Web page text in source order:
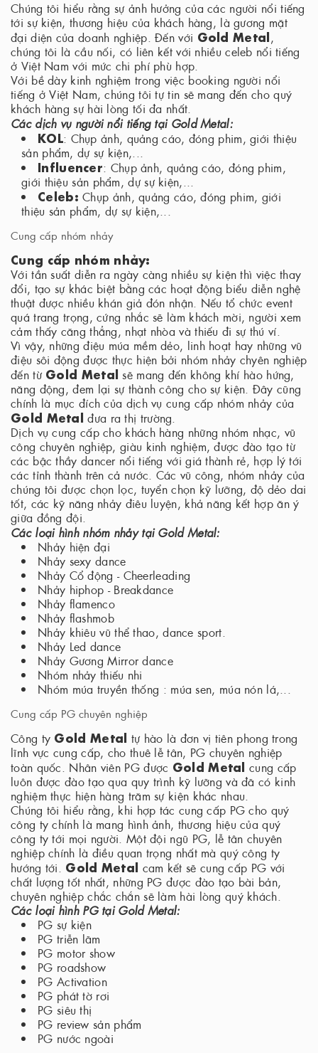
Chúng tôi hiểu rằng sự ảnh hưởng của các người nổi tiếng
tới sự kiện, thương hiệu của khách hàng, là gương mặt
đại diện của doanh nghiệp. Đến với Gold Metal
chúng tôi là cầu nối, có liên kết với nhiều celeb nổi tiếng
ở Việt Nam với mức chi phí phù hợp.
Với bề dày kinh nghiệm trong việc booking người nổi
tiếng ở Việt Nam, chúng tôi tự tin sẽ mang đến cho quý
khách hàng sự hài lòng tối đa nhất.
Các dịch vụ người nổi tiếng tại Gold Metal:
KOL: Chụp ảnh, quảng cáo, đóng phim, giới thiệu
sản phẩm, dự sự kiện,...
Influencer: Chụp ảnh, quảng cáo, đóng phim,
giới thiệu sản phẩm, dự sự kiện,...
Celeb: Chụp ảnh, quảng cáo, đóng phim, giới
thiệu sản phẩm, dự sự kiện,...
Cung cấp nhóm nhảy
Cung cấp nhóm nhảy:
Với tần suất diễn ra ngày càng nhiều sự kiện thì việc thay
đổi, tạo sự khác biệt bằng các hoạt động biểu diễn nghệ
thuật được nhiều khán giả đón nhận. Nếu tổ chức event
quá trang trọng, cứng nhắc sẽ làm khách mời, người xem
cảm thấy căng thẳng, nhạt nhòa và thiếu đi sự thú ví.
Vì vậy, những điệu múa mềm dẻo, linh hoạt hay những vũ
điệu sôi động được thực hiện bởi nhóm nhảy chyên nghiệp
đến từ Gold Metal sẽ mang đến không khí hào hứng,
năng động, đem lại sự thành công cho sự kiện. Đây cũng
chính là mục đích của dịch vụ cung cấp nhóm nhảy của
Gold Metalđưa ra thị trường.
Dịch vụ cung cấp cho khách hàng những nhóm nhạc, vũ
công chuyên nghiệp, giàu kinh nghiệm, được đào tạo từ
các bậc thầy dancer nổi tiếng với giá thành rẻ, hợp lý tới
các tỉnh thành trên cả nước. Các vũ công, nhóm nhảy của
chúng tôi được chọn lọc, tuyển chọn kỹ lưỡng, độ dẻo dai
tốt, các kỹ năng nhảy điêu luyện, khả năng kết hợp ăn ý
giữa đồng đội.
Các loại hình nhóm nhảy tại Gold Metal:
Nhảy hiện đại
Nhảy sexy dance
Nhảy Cổ động - Cheerleading
Nhảy hiphop - Breakdance
Nhảy flamenco
Nhảy flashmob
Nhảy khiêu vũ thể thao, dance sport.
Nhảy Led dance
Nhảy Gương Mirror dance
Nhóm nhảy thiếu nhi
Nhóm múa truyền thống : múa sen, múa nón lá,...
Cung cấp PG chuyên nghiệp
Công ty Gold Metal tự hào là đơn vị tiên phong trong
lĩnh vực cung cấp, cho thuê lễ tân, PG chuyên nghiệp
toàn quốc. Nhân viên PG được Gold Metal cung cấp
luôn được đào tạo qua quy trình kỹ lưỡng và đã có kinh
nghiệm thực hiện hàng trăm sự kiện khác nhau.
Chúng tôi hiểu rằng, khi hợp tác cung cấp PG cho quý
công ty chính là mang hình ảnh, thương hiệu của quý
công ty tới mọi người. Một đội ngũ PG, lễ tân chuyên
nghiệp chính là điều quan trọng nhất mà quý công ty
hướng tới. Gold Metal cam kết sẽ cung cấp PG với
chất lượng tốt nhất, những PG được đào tạo bài bản,
chuyên nghiệp chắc chắn sẽ làm hài lòng quý khách.
Các loại hình PG tại Gold Metal:
PG sự kiện
PG triễn lãm
PG motor show
PG roadshow
PG Activation
PG phát tờ rơi
PG siêu thị
PG review sản phẩm
PG nước ngoài